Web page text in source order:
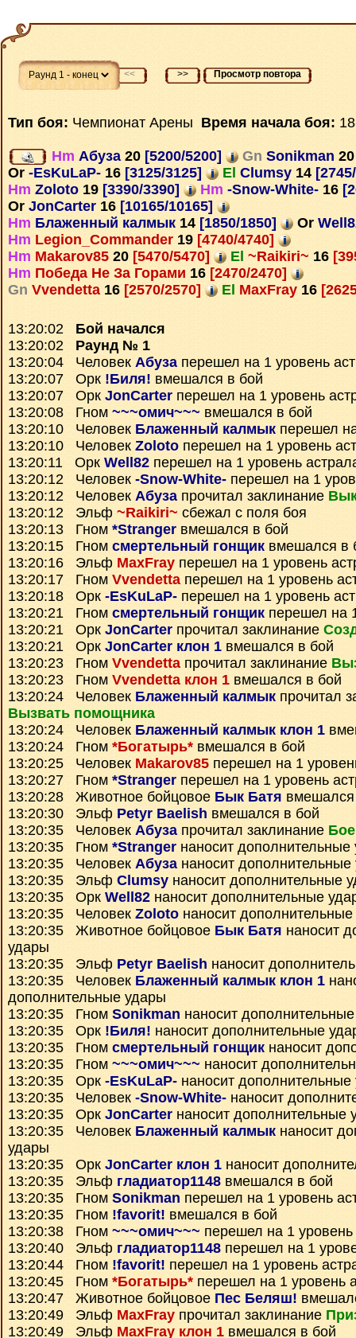
<< >> Просмотр повтора
Тип боя: Чемпионат Арены Время начала боя:
Hm Абуза 20 [5200/5200] Gn Sonikman 20
Or -EsKuLaP- 16 [3125/3125] El Clumsy 14
Hm Zoloto 19 [3390/3390] Hm -Snow-White- 16
Or JonCarter 16 [10165/10165]
Hm Блаженный калмык 14 [1850/1850] Or
Hm Legion_Commander 19 [4740/4740]
Hm Makarov85 20 [5470/5470] El ~Raikiri~ 16
Hm Победа Не За Горами 16 [2470/2470]
Gn Vvendetta 16 [2570/2570] El MaxFray 16
13:20:02 Бой начался
13:20:02 Раунд № 1
13:20:04 Человек Абузаперешел на 1 уровень
13:20:07 Орк !Биля! вмешался в бой
13:20:07 Орк JonCarter перешел на 1 уровень
13:20:08 Гном ~~~омич~~~ вмешался в бой
13:20:10 Человек Блаженный калмык перешел
13:20:10 Человек Zoloto перешел на 1 уровень
13:20:11 Орк Well82 перешел на 1 уровень
13:20:12 Человек -Snow-White- перешел на 1
13:20:12 Человек Абузапрочитал заклинание
13:20:12 Эльф ~Raikiri~ сбежал с поля боя
13:20:13 Гном *Stranger вмешался в бой
13:20:15 Гном смертельный гонщик вмешался в
13:20:16 Эльф MaxFray перешел на 1 уровень
13:20:17 Гном Vvendettaперешел на 1 уровень
13:20:18 Орк -EsKuLaP- перешел на 1 уровень
13:20:21 Гном смертельный гонщик перешел на
13:20:21 Орк JonCarter прочитал заклинание
13:20:21 Орк JonCarter клон 1 вмешался в бой
13:20:23 Гном Vvendettaпрочитал заклинание
13:20:23 Гном Vvendetta клон 1 вмешался в бой
13:20:24 Человек Блаженный калмык прочитал
Вызвать помощника
13:20:24 Человек Блаженный калмык клон 1
13:20:24 Гном *Богатырь* вмешался в бой
13:20:25 Человек Makarov85 перешел на 1
13:20:27 Гном *Stranger перешел на 1 уровень
13:20:28 Животное бойцовое Бык Батя
13:20:30 Эльф Petyr Baelish вмешался в бой
13:20:35 Человек Абузапрочитал заклинание
13:20:35 Гном *Stranger наносит дополнительные
13:20:35 Человек Абузананосит дополнительные
13:20:35 Эльф Clumsy наносит дополнительные
13:20:35 Орк Well82 наносит дополнительные
13:20:35 Человек Zoloto наносит
13:20:35 Животное бойцовое Бык Батя наносит
удары
13:20:35 Эльф Petyr Baelish наносит
13:20:35 Человек Блаженный калмык клон 1
дополнительные удары
13:20:35 Гном Sonikman наносит
13:20:35 Орк !Биля! наносит дополнительные
13:20:35 Гном смертельный гонщик наносит
13:20:35 Гном ~~~омич~~~ наносит
13:20:35 Орк -EsKuLaP- наносит
13:20:35 Человек -Snow-White- наносит
13:20:35 Орк JonCarter наносит дополнительные
13:20:35 Человек Блаженный калмык наносит
удары
13:20:35 Орк JonCarter клон 1 наносит
13:20:35 Эльф гладиатор1148 вмешался в бой
13:20:35 Гном Sonikman перешел на 1 уровень
13:20:35 Гном !favorit! вмешался в бой
13:20:38 Гном ~~~омич~~~ перешел на 1 уровень
13:20:40 Эльф гладиатор1148 перешел на 1
13:20:44 Гном !favorit! перешел на 1 уровень
13:20:45 Гном *Богатырь* перешел на 1 уровень
13:20:47 Животное бойцовое Пес Беляш!
13:20:49 Эльф MaxFray прочитал заклинание
13:20:49 Эльф MaxFray клон 1 вмешался в бой